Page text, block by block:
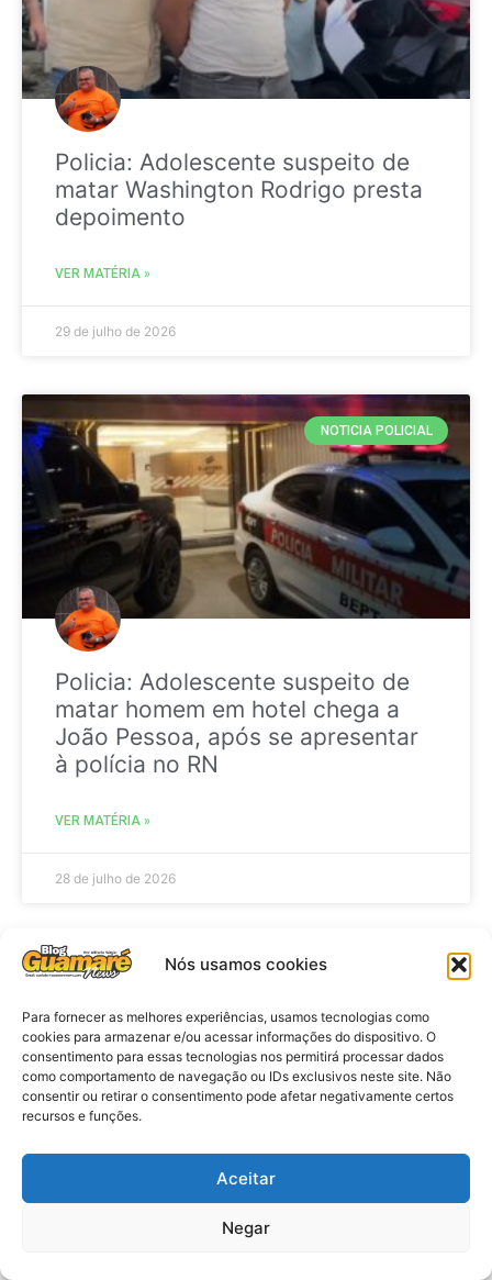
Nós usamos cookies
Para fornecer as melhores experiências, usamos tecnologias como
cookies para armazenar e/ou acessar informações do dispositivo. O
consentimento para essas tecnologias nos permitirá processar dados
como comportamento de navegação ou IDs exclusivos neste site. Não
consentir ou retirar o consentimento pode afetar negativamente certos
recursos e funções.
Aceitar
Negar
Policia: Adolescente suspeito de
matar Washington Rodrigo presta
depoimento
VER MATÉRIA »
29 de julho de 2026
NOTICIA POLICIAL
Policia: Adolescente suspeito de
matar homem em hotel chega a
João Pessoa, após se apresentar
à polícia no RN
VER MATÉRIA »
28 de julho de 2026
Eleições 2026: procuradores e